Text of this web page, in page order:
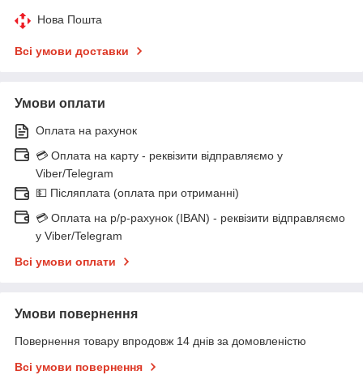
Нова Пошта
Всі умови доставки
Умови оплати
Оплата на рахунок
💳 Оплата на карту - реквізити відправляємо у
Viber/Telegram
💵 Післяплата (оплата при отриманні)
💳 Оплата на р/р-рахунок (IBAN) - реквізити відправляємо
у Viber/Telegram
Всі умови оплати
Умови повернення
Повернення товару впродовж 14 днів за домовленістю
Всі умови повернення